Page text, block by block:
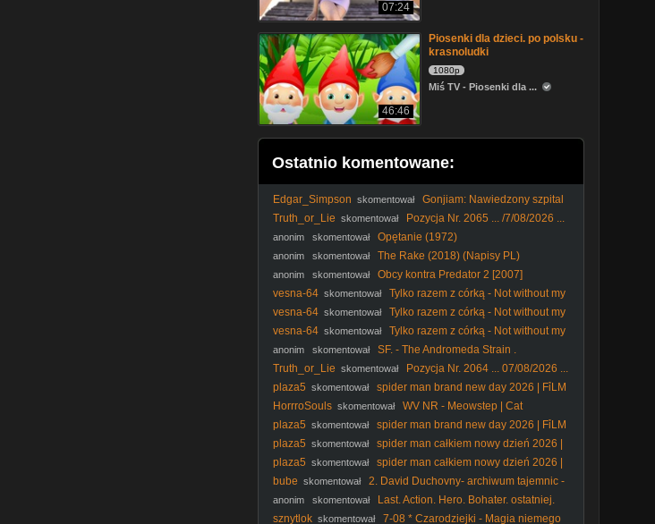
07:24
46:46
Piosenki dla dzieci. po polsku -
krasnoludki
1080p
Miś TV - Piosenki dla ...
Ostatnio komentowane:
Edgar_Simpson skomentował
Gonjiam: Nawiedzony szpital
(2018) Lektor PL
Truth_or_Lie skomentował Pozycja Nr. 2065 ... /7/08/2026 ...
anonim skomentował Opętanie (1972)
anonim skomentował The Rake (2018) (Napisy PL)
anonim skomentował
Obcy kontra Predator 2 [2007]
[Theatrical Cut][1080p][BDRip][x264][ Lektor PL]
vesna-64 skomentował
Tylko razem z córką - Not without my
daughter (1991) Lektor
vesna-64 skomentował
Tylko razem z córką - Not without my
daughter (1991) Lektor
vesna-64 skomentował
Tylko razem z córką - Not without my
daughter (1991) Lektor
anonim skomentował
SF. - The Andromeda Strain .
Tajemnica. Andromedy. (1971) lektor
Truth_or_Lie skomentował
Pozycja Nr. 2064 ... 07/08/2026 ...
english subtitles Only ...
plaza5 skomentował
spider man brand new day 2026 | FỉLM
W OPỉSỉE
HorrroSouls skomentował
WV NR - Meowstep | Cat
Meowing (Dubstep Remix)
plaza5 skomentował
spider man brand new day 2026 | FỉLM
W OPỉSỉE
plaza5 skomentował
spider man całkiem nowy dzień 2026 |
FỉLM W OPỉSỉE
plaza5 skomentował
spider man całkiem nowy dzień 2026 |
FỉLM W OPỉSỉE
bube skomentował
2. David Duchovny- archiwum tajemnic -
anonim skomentował
Last. Action. Hero. Bohater. ostatniej.
akcji. 1993. Lektor.pl
sznytlok skomentował 7-08 * Czarodziejki - Magia niemego